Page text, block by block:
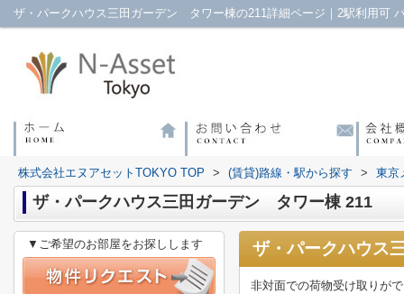
株式会社エヌアセットTOKYO TOP > (賃貸)路線・駅から探す > 東京
ザ・パークハウス三田ガーデン タワー棟 211
ザ・パークハウス
非対面での荷物受け取りが
▼ご希望のお部屋をお探しします